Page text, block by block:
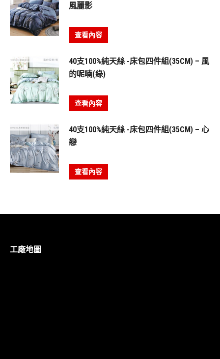
風麗影
查看內容
40支100%純天絲 -床包四件組(35CM) – 風
的呢喃(綠)
查看內容
40支100%純天絲 -床包四件組(35CM) – 心
戀
查看內容
工廠地圖